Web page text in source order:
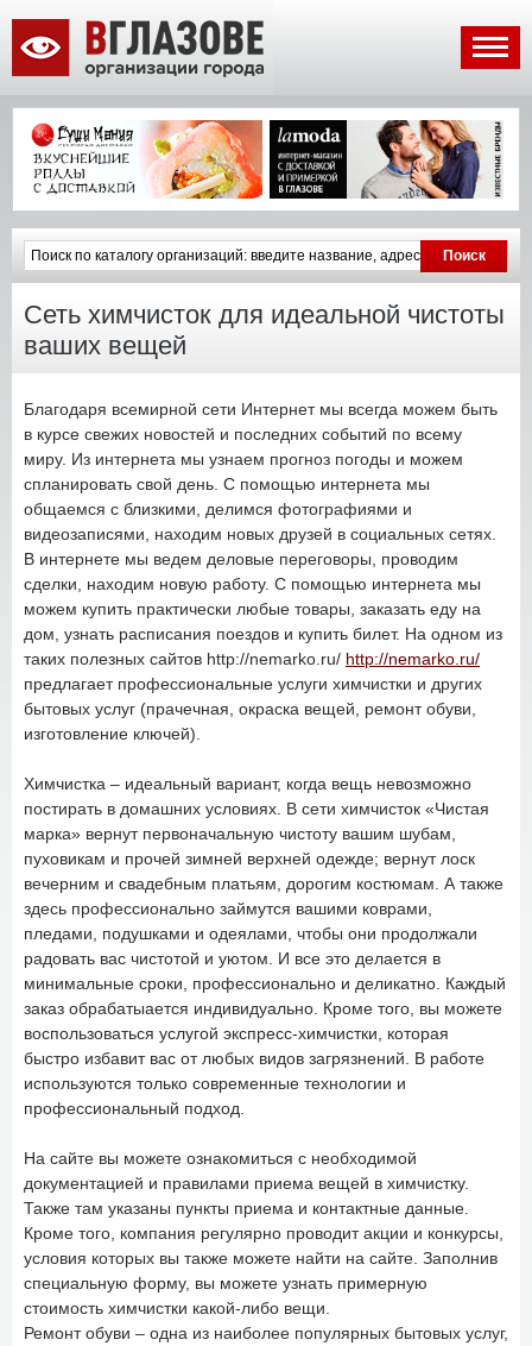
Сеть химчисток для идеальной чистоты
ваших вещей
Благодаря всемирной сети Интернет мы всегда можем быть
в курсе свежих новостей и последних событий по всему
миру. Из интернета мы узнаем прогноз погоды и можем
спланировать свой день. С помощью интернета мы
общаемся с близкими, делимся фотографиями и
видеозаписями, находим новых друзей в социальных сетях.
В интернете мы ведем деловые переговоры, проводим
сделки, находим новую работу. С помощью интернета мы
можем купить практически любые товары, заказать еду на
дом, узнать расписания поездов и купить билет. На одном из
таких полезных сайтов http://nemarko.ru/ http://nemarko.ru/
предлагает профессиональные услуги химчистки и других
бытовых услуг (прачечная, окраска вещей, ремонт обуви,
изготовление ключей).
Химчистка – идеальный вариант, когда вещь невозможно
постирать в домашних условиях. В сети химчисток «Чистая
марка» вернут первоначальную чистоту вашим шубам,
пуховикам и прочей зимней верхней одежде; вернут лоск
вечерним и свадебным платьям, дорогим костюмам. А также
здесь профессионально займутся вашими коврами,
пледами, подушками и одеялами, чтобы они продолжали
радовать вас чистотой и уютом. И все это делается в
минимальные сроки, профессионально и деликатно. Каждый
заказ обрабатыается индивидуально. Кроме того, вы можете
воспользоваться услугой экспресс-химчистки, которая
быстро избавит вас от любых видов загрязнений. В работе
используются только современные технологии и
профессиональный подход.
На сайте вы можете ознакомиться с необходимой
документацией и правилами приема вещей в химчистку.
Также там указаны пункты приема и контактные данные.
Кроме того, компания регулярно проводит акции и конкурсы,
условия которых вы также можете найти на сайте. Заполнив
специальную форму, вы можете узнать примерную
стоимость химчистки какой-либо вещи.
Ремонт обуви – одна из наиболее популярных бытовых услуг,